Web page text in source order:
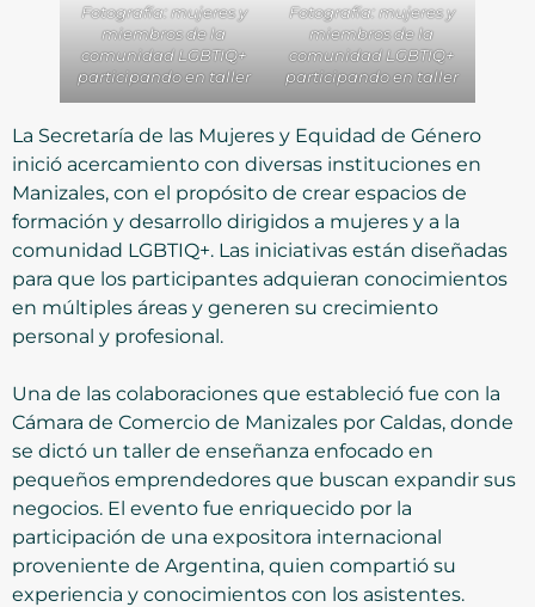
Fotografía: mujeres y
miembros de la
comunidad LGBTIQ+
participando en taller
Fotografía: mujeres y
miembros de la
comunidad LGBTIQ+
participando en taller
La Secretaría de las Mujeres y Equidad de Género
inició acercamiento con diversas instituciones en
Manizales, con el propósito de crear espacios de
formación y desarrollo dirigidos a mujeres y a la
comunidad LGBTIQ+. Las iniciativas están diseñadas
para que los participantes adquieran conocimientos
en múltiples áreas y generen su crecimiento
personal y profesional.
Una de las colaboraciones que estableció fue con la
Cámara de Comercio de Manizales por Caldas, donde
se dictó un taller de enseñanza enfocado en
pequeños emprendedores que buscan expandir sus
negocios. El evento fue enriquecido por la
participación de una expositora internacional
proveniente de Argentina, quien compartió su
experiencia y conocimientos con los asistentes.